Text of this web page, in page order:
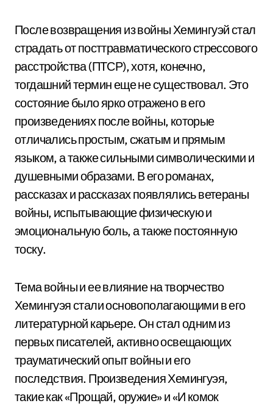
После возвращения из войны Хемингуэй стал
страдать от посттравматического стрессового
расстройства (ПТСР), хотя, конечно,
тогдашний термин еще не существовал. Это
состояние было ярко отражено в его
произведениях после войны, которые
отличались простым, сжатым и прямым
языком, а также сильными символическими и
душевными образами. В его романах,
рассказах и рассказах появлялись ветераны
войны, испытывающие физическую и
эмоциональную боль, а также постоянную
тоску.
Тема войны и ее влияние на творчество
Хемингуэя стали основополагающими в его
литературной карьере. Он стал одним из
первых писателей, активно освещающих
трауматический опыт войны и его
последствия. Произведения Хемингуэя,
такие как «Прощай, оружие» и «И комок